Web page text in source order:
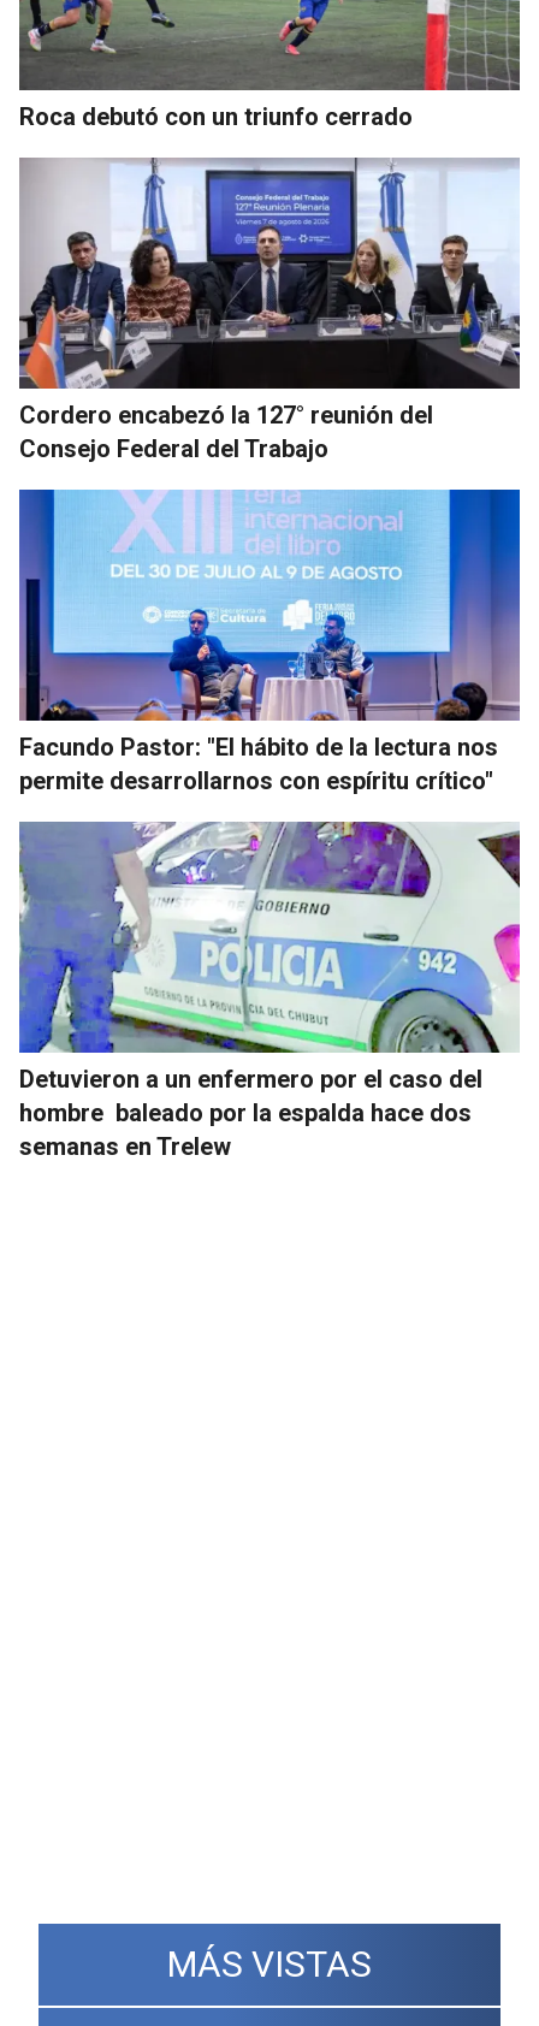
Roca debutó con un triunfo cerrado
Cordero encabezó la 127° reunión del
Consejo Federal del Trabajo
Facundo Pastor: "El hábito de la lectura nos
permite desarrollarnos con espíritu crítico"
Detuvieron a un enfermero por el caso del
hombre baleado por la espalda hace dos
semanas en Trelew
MÁS VISTAS